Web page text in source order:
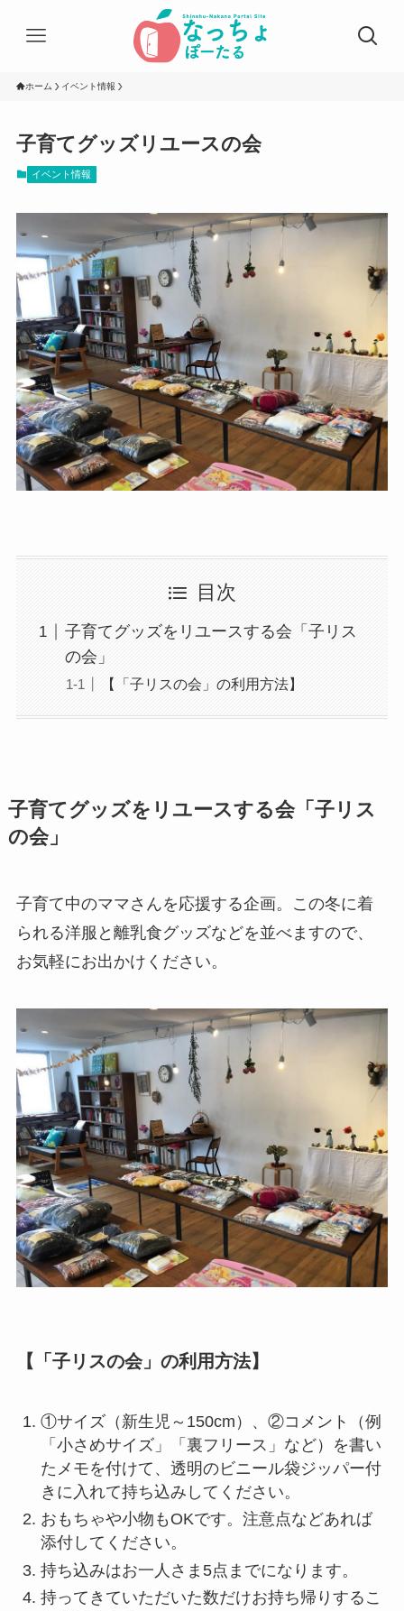
ホーム イベント情報
子育てグッズリユースの会
イベント情報
目次
子育てグッズをリユースする会「子リス
の会」
【「子リスの会」の利用方法】
子育てグッズをリユースする会「子リス
の会」
子育て中のママさんを応援する企画。この冬に着
られる洋服と離乳食グッズなどを並べますので、
お気軽にお出かけください。
【「子リスの会」の利用方法】
①サイズ（新生児～150cm）、②コメント（例
「小さめサイズ」「裏フリース」など）を書い
たメモを付けて、透明のビニール袋ジッパー付
きに入れて持ち込みしてください。
おもちゃや小物もOKです。注意点などあれば
添付してください。
持ち込みはお一人さま5点までになります。
持ってきていただいた数だけお持ち帰りするこ